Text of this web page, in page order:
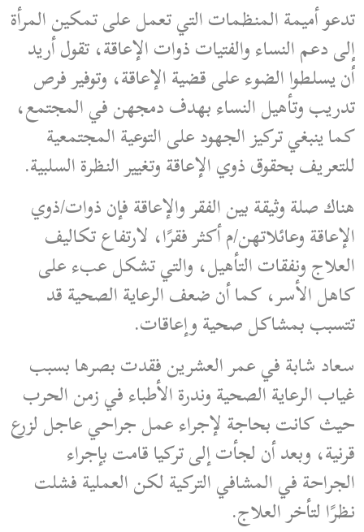
تدعو أميمة المنظمات التي تعمل على تمكين المرأة
إلى دعم النساء والفتيات ذوات الإعاقة، تقول أريد
أن يسلطوا الضوء على قضية الإعاقة، وتوفير فرص
تدريب وتأهيل النساء بهدف دمجهن في المجتمع،
كما ينبغي تركيز الجهود على التوعية المجتمعية
للتعريف بحقوق ذوي الإعاقة وتغيير النظرة السلبية.
هناك صلة وثيقة بين الفقر والإعاقة فإن ذوات/ذوي
الإعاقة وعائلاتهن/م أكثر فقرًا، لارتفاع تكاليف
العلاج ونفقات التأهيل، والتي تشكل عبء على
كاهل الأسر، كما أن ضعف الرعاية الصحية قد
تتسبب بمشاكل صحية وإعاقات.
سعاد شابة في عمر العشرين فقدت بصرها بسبب
غياب الرعاية الصحية وندرة الأطباء في زمن الحرب
حيث كانت بحاجة لإجراء عمل جراحي عاجل لزرع
قرنية، وبعد أن لجأت إلى تركيا قامت بإجراء
الجراحة في المشافي التركية لكن العملية فشلت
نظرًا لتأخر العلاج.